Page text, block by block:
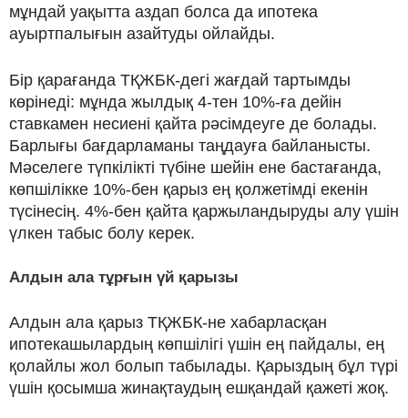
мұндай уақытта аздап болса да ипотека
ауыртпалығын азайтуды ойлайды.
Бір қарағанда ТҚЖБК-дегі жағдай тартымды
көрінеді: мұнда жылдық 4-тен 10%-ға дейін
ставкамен несиені қайта рәсімдеуге де болады.
Барлығы бағдарламаны таңдауға байланысты.
Мәселеге түпкілікті түбіне шейін ене бастағанда,
көпшілікке 10%-бен қарыз ең қолжетімді екенін
түсінесің. 4%-бен қайта қаржыландыруды алу үшін
үлкен табыс болу керек.
Алдын ала тұрғын үй қарызы
Алдын ала қарыз ТҚЖБК-не хабарласқан
ипотекашылардың көпшілігі үшін ең пайдалы, ең
қолайлы жол болып табылады. Қарыздың бұл түрі
үшін қосымша жинақтаудың ешқандай қажеті жоқ.